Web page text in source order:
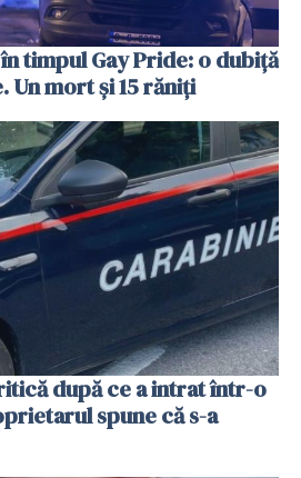
timpul Gay Pride: o dubiță
Un mort și 15 răniți
după ce a intrat într-o
spune că s-a